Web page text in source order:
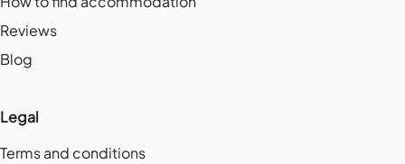
Reviews
Blog
Legal
Terms and conditions